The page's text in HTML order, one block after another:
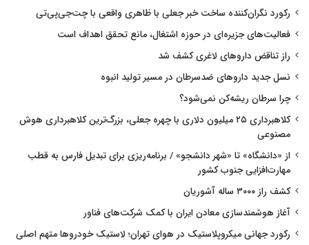
رکورد نگران‌کننده ساخت خبر جعلی با ظاهری واقعی با چت‌جی‌پی‌تی
فعالیت‌های جزیره‌ای در حوزه اشتغال، مانع تحقق اهداف است
راز تناقض داروهای لاغری کشف شد
نسل جدید داروهای ضدسرطان در مسیر تولید انبوه
چرا سرطان ریشه‌کن نمی‌شود؟
کلاهبرداری ۲۵ میلیون دلاری با چهره جعلی، بزرگ‌ترین کلاهبرداری هوش
مصنوعی
از «دانشگاه» تا «شهر دانشجو» / برنامه‌ریزی برای تبدیل فارس به قطب
مهارت‌افزایی جنوب کشور
کشف راز ۳۰۰۰ ساله آشوریان
آغاز هوشمندسازی معادن ایران با کمک شرکت‌های فناور
رکورد جهانی میکروپلاستیک در هوای تهران؛ لاستیک خودروها متهم اصلی